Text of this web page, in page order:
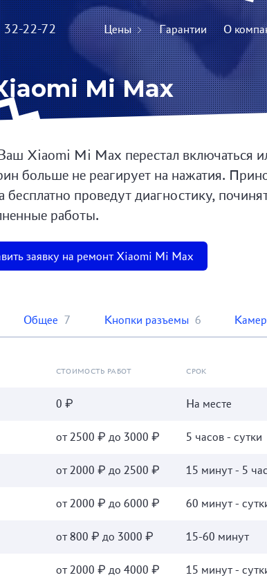
32-22-72 Цены Гарантии О
Mi Max
Xiaomi Mi Max перестал включаться
больше не реагирует на нажатия.
бесплатно проведут диагностику,
работы.
заявку на ремонт Xiaomi Mi Max
Общее 7 Кнопки разъемы 6
СТОИМОСТЬ РАБОТ СРОК
0 ₽ На месте
от 2500 ₽ до 3000 ₽ 5 часов - сутки
от 2000 ₽ до 2500 ₽ 15 минут - 5
от 2000 ₽ до 6000 ₽ 60 минут -
от 800 ₽ до 3000 ₽ 15-60 минут
от 2000 ₽ до 4000 ₽ 15 минут -